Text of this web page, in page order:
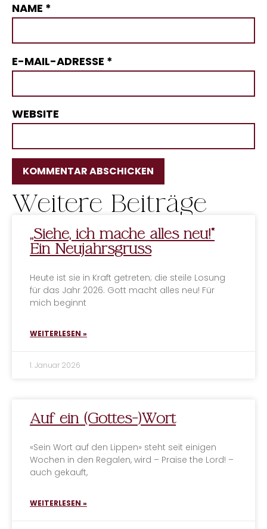
NAME *
E-MAIL-ADRESSE *
WEBSITE
ALTERNATIVE:
Weitere Beiträge
„Siehe, ich mache alles neu!“
Ein Neujahrsgruss
Heute ist sie in Kraft getreten; die steile Losung
für das Jahr 2026. Gott macht alles neu! Für
mich beginnt
WEITERLESEN »
1. Januar 2026
Auf ein (Gottes-)Wort
«Sein Wort auf den Lippen» steht seit einigen
Wochen in den Regalen, wird – Praise the Lord! –
auch gekauft,
WEITERLESEN »